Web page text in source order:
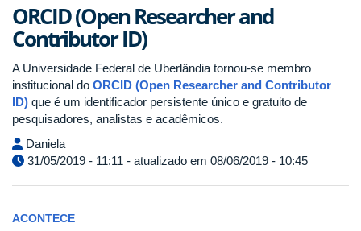
ORCID (Open Researcher and
Contributor ID)
A Universidade Federal de Uberlândia tornou-se membro
institucional do ORCID (Open Researcher and Contributor
ID) que é um identificador persistente único e gratuito de
pesquisadores, analistas e acadêmicos.
Daniela
31/05/2019 - 11:11 - atualizado em 08/06/2019 - 10:45
ACONTECE